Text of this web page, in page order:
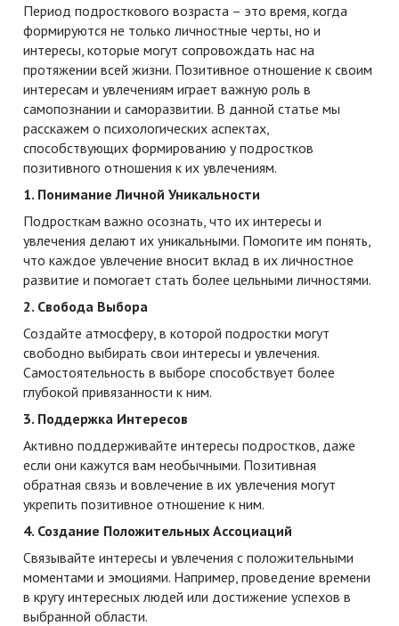
Период подросткового возраста – это время, когда
формируются не только личностные черты, но и
интересы, которые могут сопровождать нас на
протяжении всей жизни. Позитивное отношение к своим
интересам и увлечениям играет важную роль в
самопознании и саморазвитии. В данной статье мы
расскажем о психологических аспектах,
способствующих формированию у подростков
позитивного отношения к их увлечениям.
1. Понимание Личной Уникальности
Подросткам важно осознать, что их интересы и
увлечения делают их уникальными. Помогите им понять,
что каждое увлечение вносит вклад в их личностное
развитие и помогает стать более цельными личностями.
2. Свобода Выбора
Создайте атмосферу, в которой подростки могут
свободно выбирать свои интересы и увлечения.
Самостоятельность в выборе способствует более
глубокой привязанности к ним.
3. Поддержка Интересов
Активно поддерживайте интересы подростков, даже
если они кажутся вам необычными. Позитивная
обратная связь и вовлечение в их увлечения могут
укрепить позитивное отношение к ним.
4. Создание Положительных Ассоциаций
Связывайте интересы и увлечения с положительными
моментами и эмоциями. Например, проведение времени
в кругу интересных людей или достижение успехов в
выбранной области.